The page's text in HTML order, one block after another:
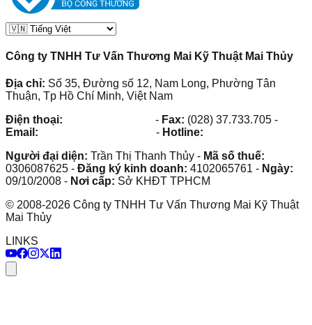
Công ty TNHH Tư Vấn Thương Mai Kỹ Thuật Mai Thủy
Địa chỉ: Số 35, Đường số 12, Nam Long, Phường Tân
Thuận, Tp Hồ Chí Minh, Việt Nam
Điện thoại:
- Fax: (028) 37.733.705 -
Email:
- Hotline:
Người đại diện: Trần Thị Thanh Thủy - Mã số thuế:
0306087625 - Đăng ký kinh doanh: 4102065761 - Ngày:
09/10/2008 - Nơi cấp: Sở KHĐT TPHCM
© 2008-2026 Công ty TNHH Tư Vấn Thương Mai Kỹ Thuật
Mai Thủy
LINKS